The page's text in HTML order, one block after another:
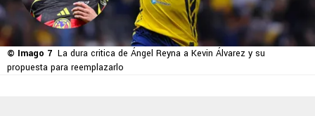
© Imago 7 La dura critica de Ángel Reyna a Kevin Álvarez y su
propuesta para reemplazarlo